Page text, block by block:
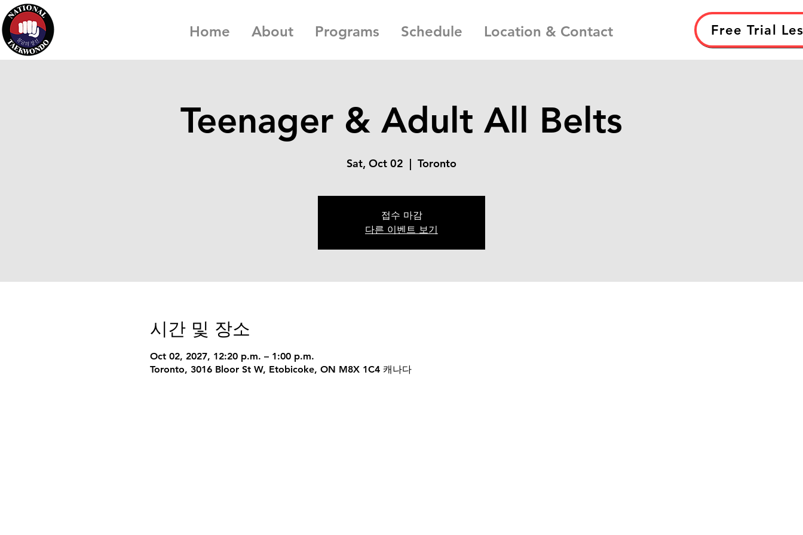
Home About Programs Schedule Location & Contact Free Trial
Teenager & Adult All Belts
Sat, Oct 02
  |
Toronto
접수 마감
다른 이벤트 보기
시간 및 장소
Oct 02, 2027, 12:20 p.m. – 1:00 p.m.
Toronto, 3016 Bloor St W, Etobicoke, ON M8X 1C4 캐나다